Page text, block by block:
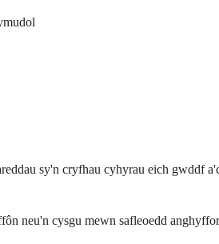
sy'n cryfhau cyhyrau eich gwddf
cysgu mewn safleoedd